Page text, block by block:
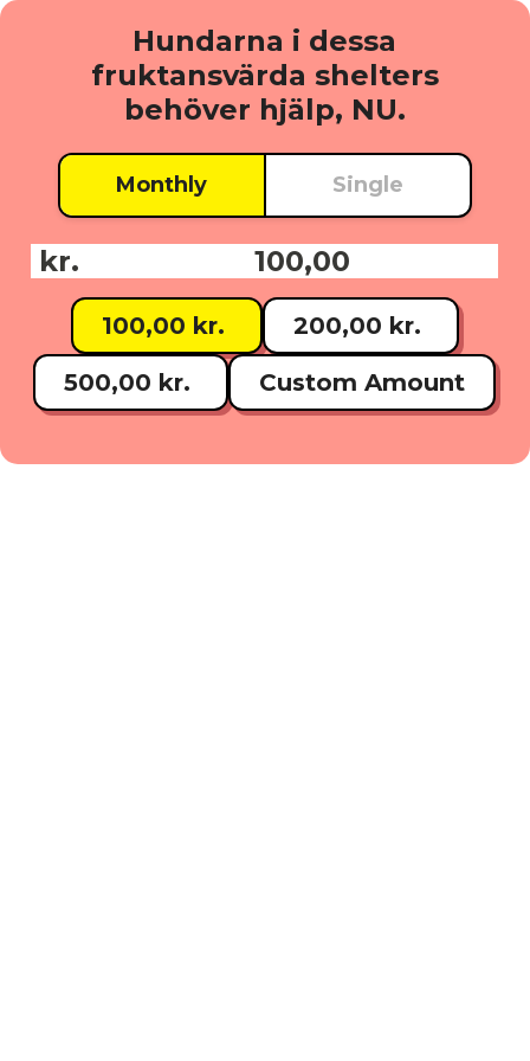
Hundarna i dessa
fruktansvärda shelters
behöver hjälp, NU.
Monthly Single
Donationsbelopp:
kr.
100,00 kr.
200,00 kr.
500,00 kr.
Custom Amount